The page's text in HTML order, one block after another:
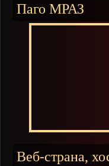
Паго МРАЗ
Веб-страна,